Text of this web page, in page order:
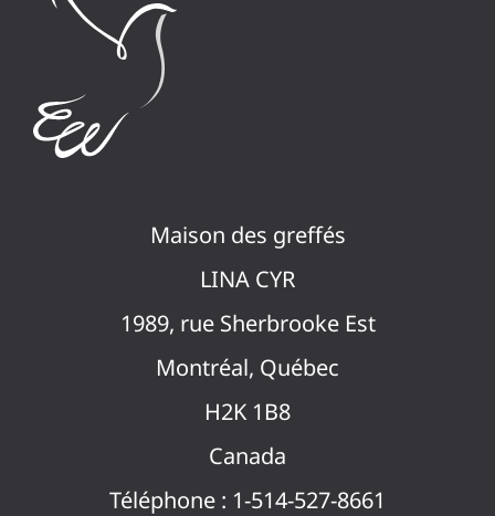
Maison des greffés
LINA CYR
1989, rue Sherbrooke Est
Montréal, Québec
H2K 1B8
Canada
Téléphone : 1-514-527-8661